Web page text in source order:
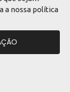
a nossa política